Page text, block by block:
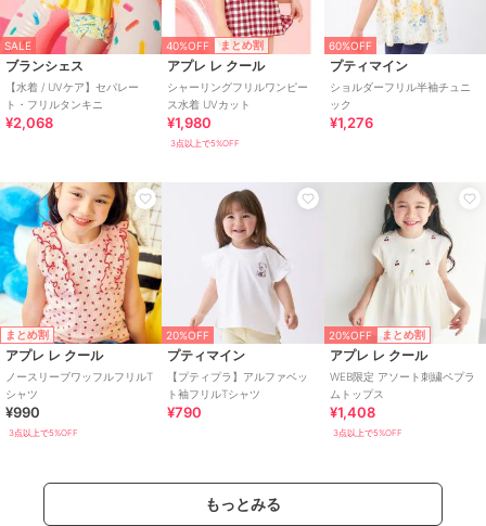
SALE
ブランシェス
【水着 / UVケア】セパレー
ト・フリルタンキニ
¥2,068
40%OFF まとめ割
アプレ レ クール
シャーリングフリルワンピー
ス水着 UVカット
¥1,980
3点以上で5%OFF
60%OFF
プティマイン
ショルダーフリル半袖チュニ
ック
¥1,276
まとめ割
アプレ レ クール
ノースリーブワッフルフリルT
シャツ
¥990
3点以上で5%OFF
20%OFF
プティマイン
【プティプラ】アルファベッ
ト袖フリルTシャツ
¥790
20%OFF まとめ割
アプレ レ クール
WEB限定 アソート刺繍ペプラ
ムトップス
¥1,408
3点以上で5%OFF
もっとみる